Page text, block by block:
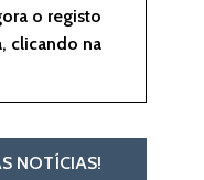
o registo
clicando na
NOTÍCIAS!